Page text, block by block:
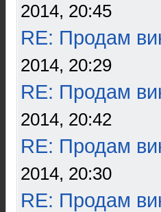
2014, 20:45
RE: Продам
2014, 20:29
RE: Продам
2014, 20:42
RE: Продам
2014, 20:30
RE: Продам